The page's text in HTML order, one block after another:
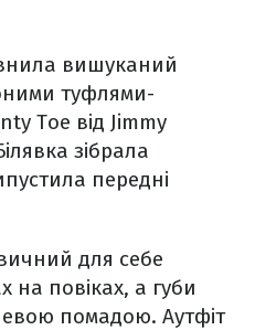
вишуканий
туфлями-
Toe від Jimmy
зібрала
передні
для себе
на повіках, а губи
помадою. Аутфіт